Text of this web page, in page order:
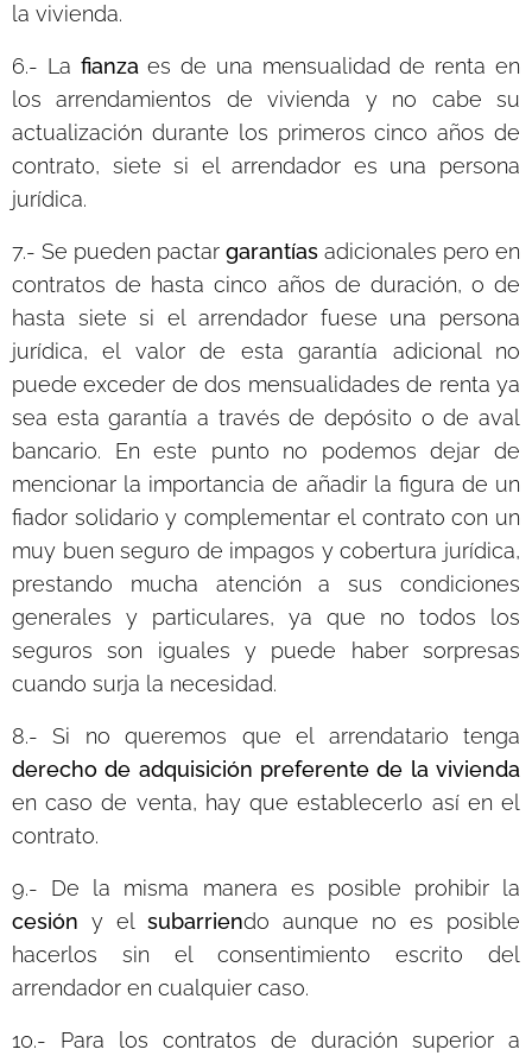
la vivienda.
6.- La fianza es de una mensualidad de renta en
los arrendamientos de vivienda y no cabe su
actualización durante los primeros cinco años de
contrato, siete si el arrendador es una persona
jurídica.
7.- Se pueden pactar garantías adicionales pero en
contratos de hasta cinco años de duración, o de
hasta siete si el arrendador fuese una persona
jurídica, el valor de esta garantía adicional no
puede exceder de dos mensualidades de renta ya
sea esta garantía a través de depósito o de aval
bancario. En este punto no podemos dejar de
mencionar la importancia de añadir la figura de un
fiador solidario y complementar el contrato con un
muy buen seguro de impagos y cobertura jurídica,
prestando mucha atención a sus condiciones
generales y particulares, ya que no todos los
seguros son iguales y puede haber sorpresas
cuando surja la necesidad.
8.- Si no queremos que el arrendatario tenga
derecho de adquisición preferente de la vivienda
en caso de venta, hay que establecerlo así en el
contrato.
9.- De la misma manera es posible prohibir la
cesión y el subarriendo aunque no es posible
hacerlos sin el consentimiento escrito del
arrendador en cualquier caso.
10.- Para los contratos de duración superior a